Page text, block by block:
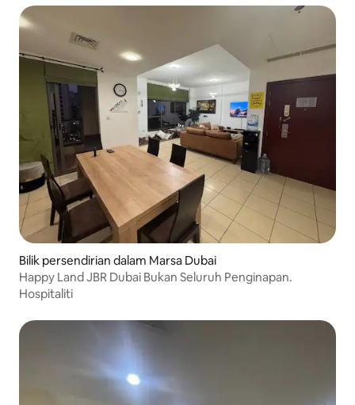
Bilik persendirian dalam Marsa Dubai
Happy Land JBR Dubai Bukan Seluruh Penginapan.
Hospitaliti